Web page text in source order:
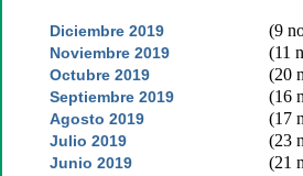
Diciembre 2019 (9
Noviembre 2019 (11
Octubre 2019 (20
Septiembre 2019 (16
Agosto 2019 (17
Julio 2019 (23
Junio 2019 (21